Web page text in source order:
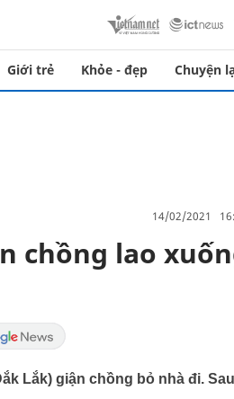
Giới trẻ Khỏe - đẹp Chuyện
14/02/2021
chồng lao
Lắk) giận chồng bỏ nhà đi.